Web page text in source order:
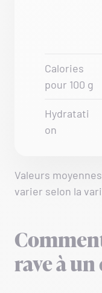
Calories
pour 100 g
Hydratati
on
Valeurs
varier selon la
rave à un